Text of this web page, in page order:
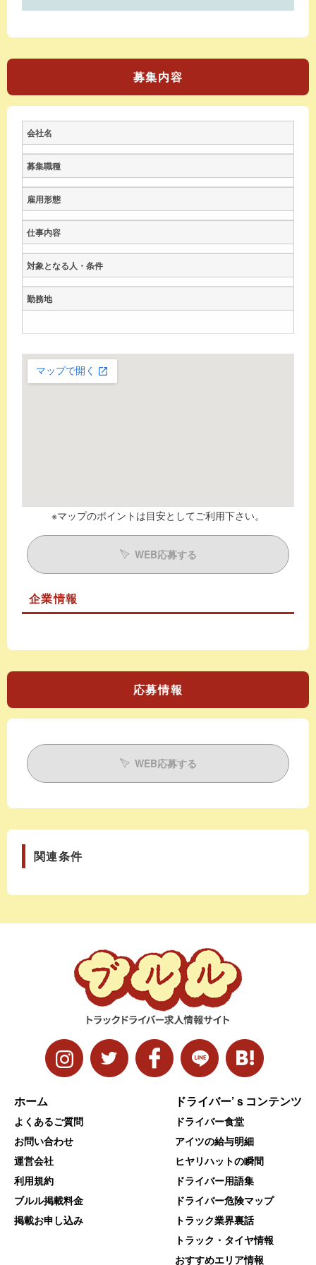
募集内容
会社名
募集職種
雇用形態
仕事内容
対象となる人・条件
勤務地
※マップのポイントは目安としてご利用下さい。
WEB応募する
企業情報
応募情報
WEB応募する
関連条件
ホーム
よくあるご質問
お問い合わせ
運営会社
利用規約
ブルル掲載料金
掲載お申し込み
ドライバー’ｓコンテンツ
ドライバー食堂
アイツの給与明細
ヒヤリハットの瞬間
ドライバー用語集
ドライバー危険マップ
トラック業界裏話
トラック・タイヤ情報
おすすめエリア情報